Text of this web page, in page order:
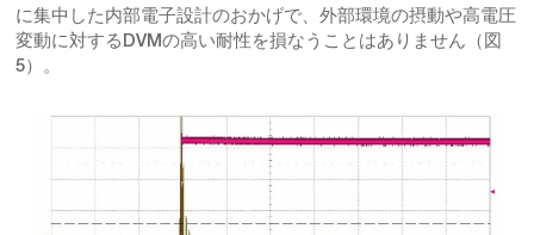
に集中した内部電子設計のおかげで、外部環境の摂動や高電圧
変動に対するDVMの高い耐性を損なうことはありません（図
5）。